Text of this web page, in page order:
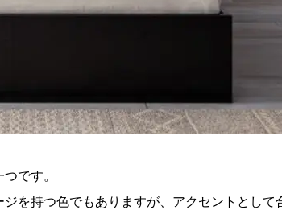
です。
を持つ色でもありますが、アクセントとして